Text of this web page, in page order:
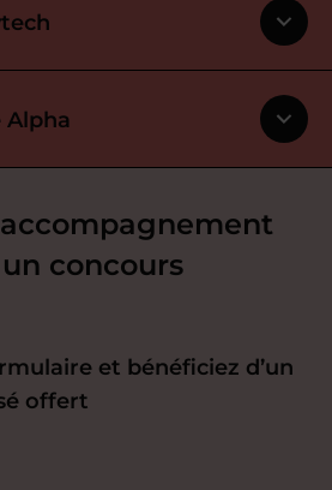
Alpha
accompagnement
concours
et bénéficiez d’un
offert